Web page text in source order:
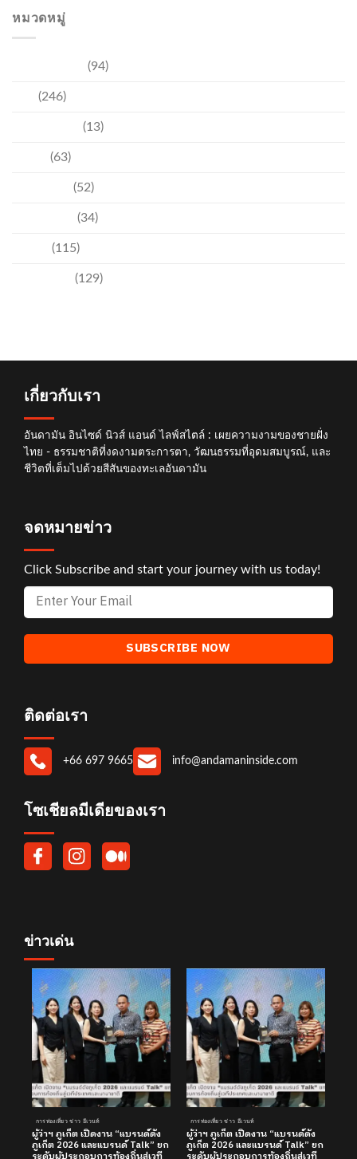
หมวดหมู่
(94)
(246)
(13)
(63)
(52)
(34)
(115)
(129)
เกี่ยวกับเรา
อันดามัน อินไซด์ นิวส์ แอนด์ ไลฟ์สไตล์ : เผยความงามของชายฝั่ง
ไทย - ธรรมชาติที่งดงามตระการตา, วัฒนธรรมที่อุดมสมบูรณ์, และ
ชีวิตที่เต็มไปด้วยสีสันของทะเลอันดามัน
จดหมายข่าว
Click Subscribe and start your journey with us today!
ติดต่อเรา
+66 697 9665 info@andamaninside.com
โซเชียลมีเดียของเรา
ข่าวเด่น
การท่องเที่ยว ข่าว อีเวนท์
ผู้ว่าฯ ภูเก็ต เปิดงาน “แบรนด์ดัง
ภูเก็ต 2026 และแบรนด์ Talk” ยก
การท่องเที่ยว ข่าว อีเวนท์
ผู้ว่าฯ ภูเก็ต เปิดงาน “แบรนด์ดัง
ภูเก็ต 2026 และแบรนด์ Talk” ยก